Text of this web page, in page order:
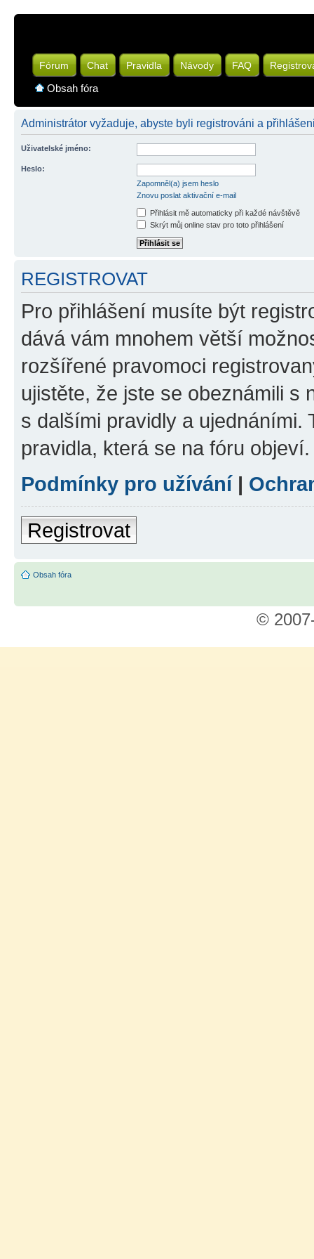
Fórum Chat Pravidla Návody FAQ
Obsah fóra
Administrátor vyžaduje, abyste byli registrováni a
Uživatelské jméno:
Heslo:
Zapomněl(a) jsem heslo
Znovu poslat aktivační e-mail
Přihlásit mě automaticky při každé návštěvě
Skrýt můj online stav pro toto přihlášení
REGISTROVAT
Pro přihlášení musíte být
dává vám mnohem větší
rozšířené pravomoci
ujistěte, že jste se obeznámili s
s dalšími pravidly a ujednáními.
pravidla, která se na fóru objeví.
Podmínky pro užívání|
Registrovat
Obsah fóra
©